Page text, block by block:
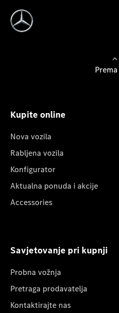
Kupite online
Nova vozila
Rabljena vozila
Konfigurator
Aktualna ponuda i akcije
Accessories
Savjetovanje pri kupnji
Probna vožnja
Pretraga prodavatelja
Kontaktirajte nas